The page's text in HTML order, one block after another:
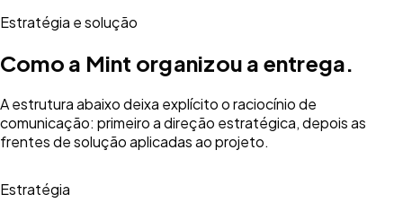
Estratégia e solução
Como a Mint organizou a entrega.
A estrutura abaixo deixa explícito o raciocínio de
comunicação: primeiro a direção estratégica, depois as
frentes de solução aplicadas ao projeto.
Estratégia